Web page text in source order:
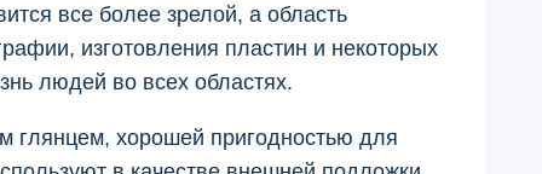
все более зрелой, а область
изготовления пластин и некоторых
людей во всех областях.
глянцем, хорошей пригодностью для